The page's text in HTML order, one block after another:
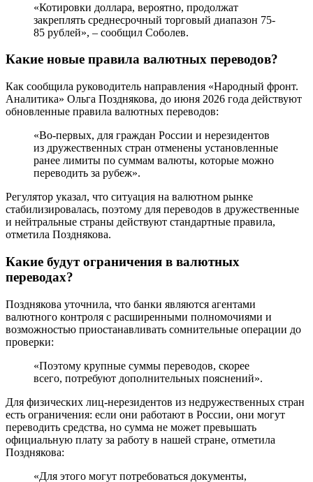
«Котировки доллара, вероятно, продолжат
закреплять среднесрочный торговый диапазон 75-
85 рублей», – сообщил Соболев.
Какие новые правила валютных переводов?
Как сообщила руководитель направления «Народный фронт.
Аналитика» Ольга Позднякова, до июня 2026 года действуют
обновленные правила валютных переводов:
«Во-первых, для граждан России и нерезидентов
из дружественных стран отменены установленные
ранее лимиты по суммам валюты, которые можно
переводить за рубеж».
Регулятор указал, что ситуация на валютном рынке
стабилизировалась, поэтому для переводов в дружественные
и нейтральные страны действуют стандартные правила,
отметила Позднякова.
Какие будут ограничения в валютных
переводах?
Позднякова уточнила, что банки являются агентами
валютного контроля с расширенными полномочиями и
возможностью приостанавливать сомнительные операции до
проверки:
«Поэтому крупные суммы переводов, скорее
всего, потребуют дополнительных пояснений».
Для физических лиц-нерезидентов из недружественных стран
есть ограничения: если они работают в России, они могут
переводить средства, но сумма не может превышать
официальную плату за работу в нашей стране, отметила
Позднякова:
«Для этого могут потребоваться документы,